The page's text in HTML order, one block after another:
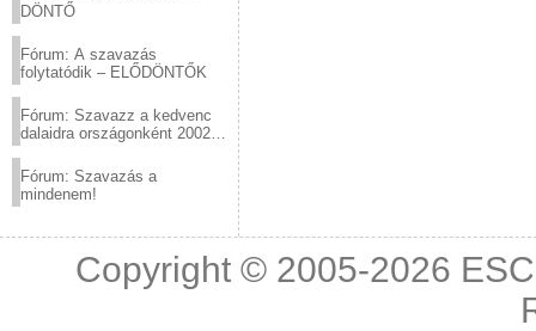
DÖNTŐ
Fórum: A szavazás
folytatódik – ELŐDÖNTŐK
Fórum: Szavazz a kedvenc
dalaidra országonként 2002
Fórum: Szavazás a
mindenem!
Copyright © 2005-2026